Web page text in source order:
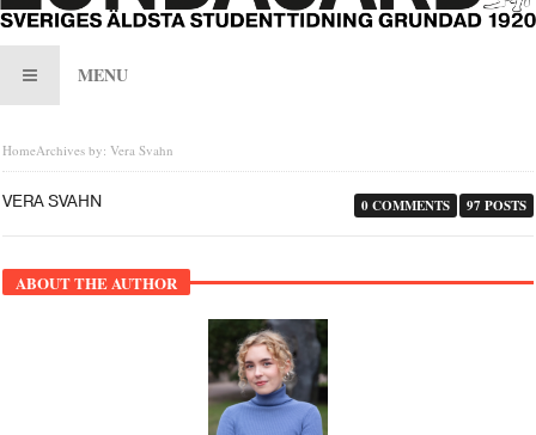
MENU
HomeArchives by: Vera Svahn
VERA SVAHN 97 POSTS
0 COMMENTS
ABOUT THE AUTHOR